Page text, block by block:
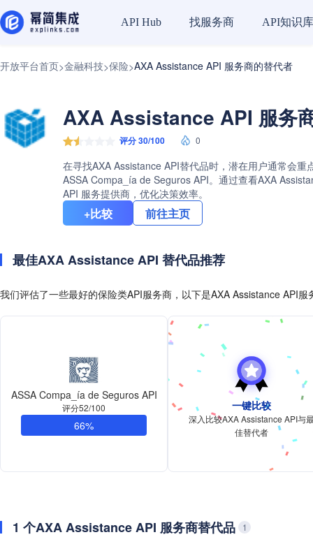
API Hub 找服务商 API知识库
开放平台首页>金融科技>保险>AXA Assistance API 服务商的替代者
AXA Assistance API 服务
评分 30/100 0
在寻找AXA Assistance API替代品时，潜在用户通常会
ASSA Compa_ía de Seguros API。通过查看AXA
API 服务提供商，优化决策效率。
+比较 前往主页
最佳AXA Assistance API 替代品推荐
我们评估了一些最好的保险类API服务商，以下是AXA Assistance API服
ASSA Compa_ía de Seguros API
评分52/100
66%
一键比较
深入比较AXA Assistance API与
佳替代者
1 个AXA Assistance API 服务商替代品 1